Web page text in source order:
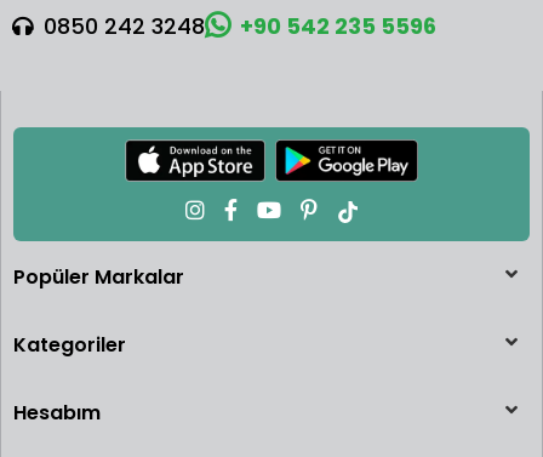
0850 242 3248 +90 542 235 5596
Popüler Markalar
Kategoriler
Hesabım